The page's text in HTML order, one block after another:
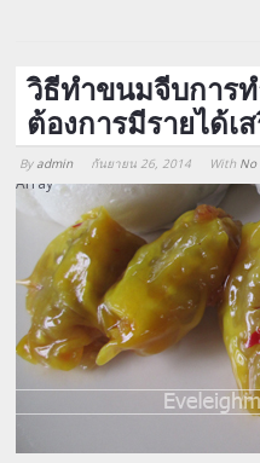
วิธีทำขนมจีบการ
ต้องการมีรายได้เ
By admin กันยายน 26, 2014 With No
Array